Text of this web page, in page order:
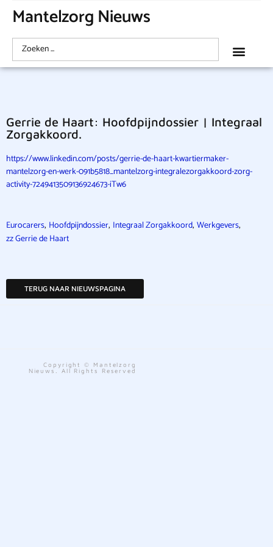
Mantelzorg Nieuws
Gerrie de Haart: Hoofdpijndossier | Integraal
Zorgakkoord.
https://www.linkedin.com/posts/gerrie-de-haart-kwartiermaker-
mantelzorg-en-werk-091b5818_mantelzorg-integralezorgakkoord-zorg-
activity-7249413509136924673-iTw6
Eurocarers, Hoofdpijndossier, Integraal Zorgakkoord, Werkgevers,
zz Gerrie de Haart
TERUG NAAR NIEUWSPAGINA
Copyright © Mantelzorg
Nieuws. All Rights Reserved